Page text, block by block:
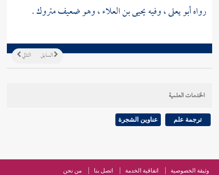
رواهأبو يعلى، وفيهيحيى بن العلاء، وهو ضعيف متروك .
التالي السابق
الخدمات العلمية
ترجمة علم عناوين الشجرة
وثيقة الخصوصية اتفاقية الخدمة اتصل بنا من نحن